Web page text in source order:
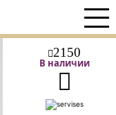
2150
В наличии